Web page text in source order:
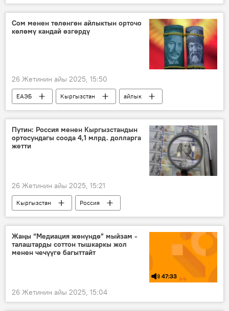
Садыр Жапаров
"Кант" авиабазасы
Сом менен төлөнгөн айлыктын орточо
көлөмү кандай өзгөрдү
26 Жетинин айы 2025, 15:50
ЕАЭБ Кыргызстан
айлык
финансы
статистика
Путин: Россия менен Кыргызстандын
ортосундагы соода 4,1 млрд. долларга
жетти
26 Жетинин айы 2025, 15:21
Кыргызстан
Россия
Садыр Жапаров
Владимир Путин
кызматташуу
инвестициялар
соода
курулуш
Жаңы “Медиация жөнүндө” мыйзам -
талаштарды соттон тышкаркы жол
менен чечүүгө багыттайт
47:33
26 Жетинин айы 2025, 15:04